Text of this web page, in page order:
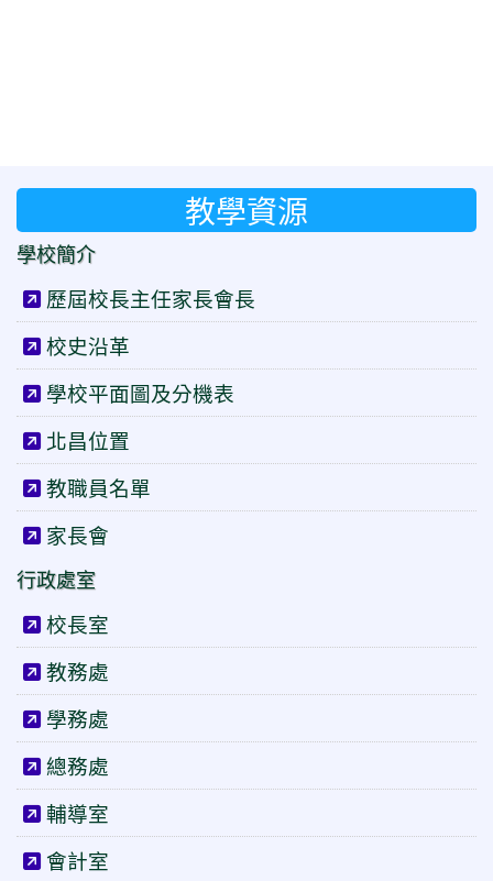
教學資源
學校簡介
歷屆校長主任家長會長
校史沿革
學校平面圖及分機表
北昌位置
教職員名單
家長會
行政處室
校長室
教務處
學務處
總務處
輔導室
會計室